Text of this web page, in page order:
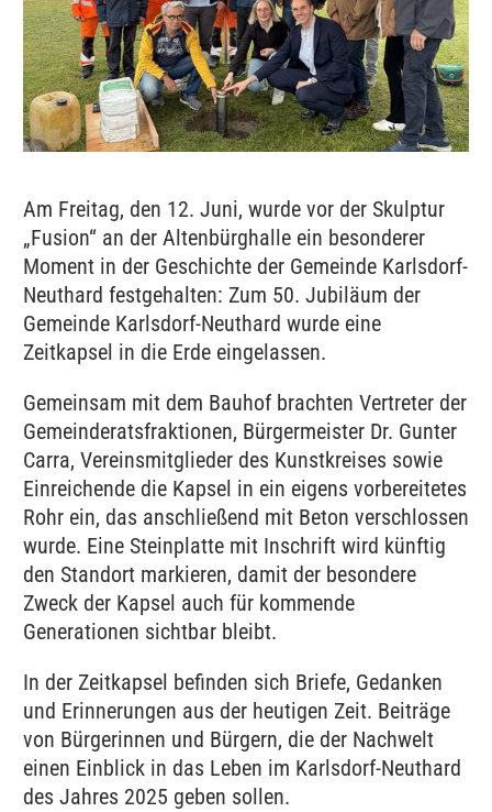
Am Freitag, den 12. Juni, wurde vor der Skulptur
„Fusion“ an der Altenbürghalle ein besonderer
Moment in der Geschichte der Gemeinde Karlsdorf-
Neuthard festgehalten: Zum 50. Jubiläum der
Gemeinde Karlsdorf-Neuthard wurde eine
Zeitkapsel in die Erde eingelassen.
Gemeinsam mit dem Bauhof brachten Vertreter der
Gemeinderatsfraktionen, Bürgermeister Dr. Gunter
Carra, Vereinsmitglieder des Kunstkreises sowie
Einreichende die Kapsel in ein eigens vorbereitetes
Rohr ein, das anschließend mit Beton verschlossen
wurde. Eine Steinplatte mit Inschrift wird künftig
den Standort markieren, damit der besondere
Zweck der Kapsel auch für kommende
Generationen sichtbar bleibt.
In der Zeitkapsel befinden sich Briefe, Gedanken
und Erinnerungen aus der heutigen Zeit. Beiträge
von Bürgerinnen und Bürgern, die der Nachwelt
einen Einblick in das Leben im Karlsdorf-Neuthard
des Jahres 2025 geben sollen.